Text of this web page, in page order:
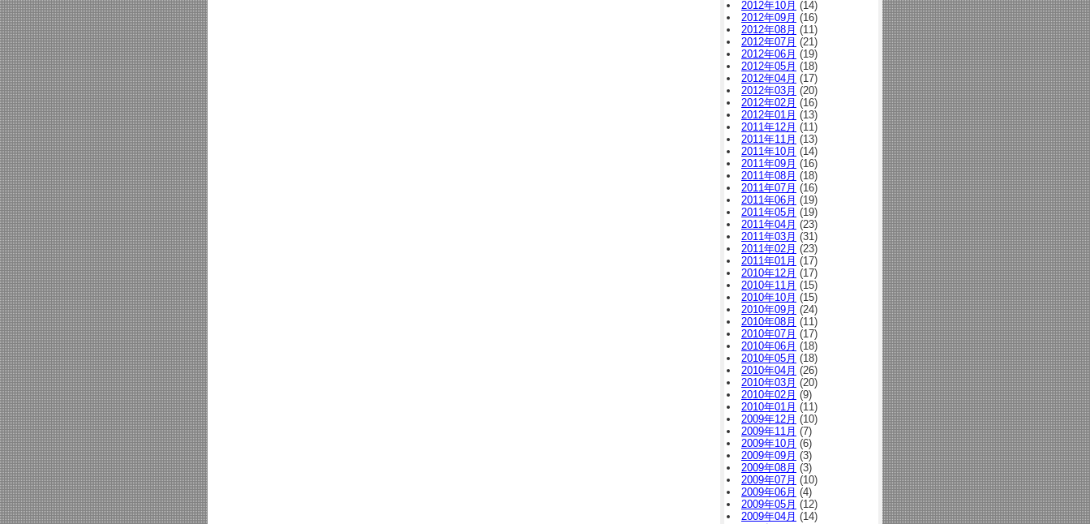
2012年10月 (14)
2012年09月 (16)
2012年08月 (11)
2012年07月 (21)
2012年06月 (19)
2012年05月 (18)
2012年04月 (17)
2012年03月 (20)
2012年02月 (16)
2012年01月 (13)
2011年12月 (11)
2011年11月 (13)
2011年10月 (14)
2011年09月 (16)
2011年08月 (18)
2011年07月 (16)
2011年06月 (19)
2011年05月 (19)
2011年04月 (23)
2011年03月 (31)
2011年02月 (23)
2011年01月 (17)
2010年12月 (17)
2010年11月 (15)
2010年10月 (15)
2010年09月 (24)
2010年08月 (11)
2010年07月 (17)
2010年06月 (18)
2010年05月 (18)
2010年04月 (26)
2010年03月 (20)
2010年02月 (9)
2010年01月 (11)
2009年12月 (10)
2009年11月 (7)
2009年10月 (6)
2009年09月 (3)
2009年08月 (3)
2009年07月 (10)
2009年06月 (4)
2009年05月 (12)
2009年04月 (14)